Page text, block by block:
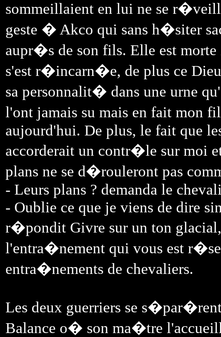
sommeillaient en lui ne se
geste � Akco qui sans h�siter
aupr�s de son fils. Elle est
s'est r�incarn�e, de plus ce
sa personnalit� dans une urne
l'ont jamais su mais en fait
aujourd'hui. De plus, le fait que
accorderait un contr�le sur moi
plans ne se d�rouleront pas
- Leurs plans ? demanda le
- Oublie ce que je viens de dire
r�pondit Givre sur un ton glacial,
l'entra�nement qui vous est
entra�nements de chevaliers.
Les deux guerriers se
Balance o� son ma�tre